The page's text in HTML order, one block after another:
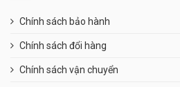
Chính sách bảo hành
Chính sách đổi hàng
Chính sách vận chuyển